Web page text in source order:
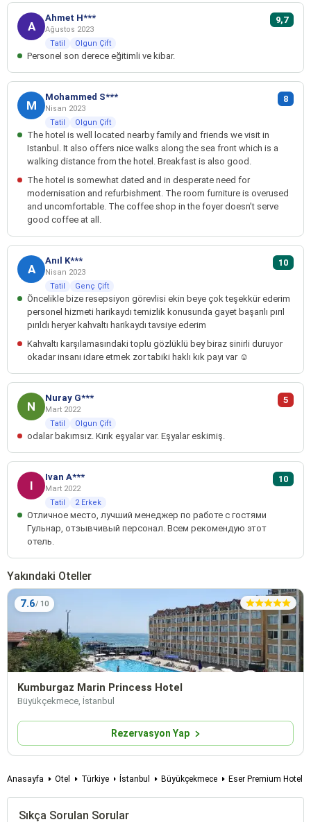
A
Ahmet H***
Ağustos 2023
Tatil
Olgun Çift
9,7
Personel son derece eğitimli ve kibar.
M
Mohammed S***
Nisan 2023
Tatil
Olgun Çift
8
The hotel is well located nearby family and friends we visit in
Istanbul. It also offers nice walks along the sea front which is a
walking distance from the hotel. Breakfast is also good.
The hotel is somewhat dated and in desperate need for
modernisation and refurbishment. The room furniture is overused
and uncomfortable. The coffee shop in the foyer doesn’t serve
good coffee at all.
A
Anıl K***
Nisan 2023
Tatil
Genç Çift
10
Öncelikle bize resepsiyon görevlisi ekin beye çok teşekkür ederim
personel hizmeti harikaydı temizlik konusunda gayet başarılı pırıl
pırıldı heryer kahvaltı harikaydı tavsiye ederim
Kahvaltı karşılamasındaki toplu gözlüklü bey biraz sinirli duruyor
okadar insanı idare etmek zor tabiki haklı kık payı var ☺️
N
Nuray G***
Mart 2022
Tatil
Olgun Çift
5
odalar bakımsız. Kırık eşyalar var. Eşyalar eskimiş.
I
Ivan A***
Mart 2022
Tatil
2 Erkek
10
Отличное место, лучший менеджер по работе с гостями
Гульнар, отзывчивый персонал. Всем рекомендую этот
отель.
Yakındaki Oteller
7.6
Kumburgaz Marin Princess Hotel
Büyükçekmece, İstanbul
Rezervasyon Yap
Anasayfa Otel Türkiye İstanbul Büyükçekmece Eser Premium Hotel
Sıkça Sorulan Sorular